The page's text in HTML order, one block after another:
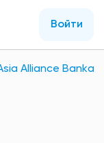
Войти
Alliance Bankа